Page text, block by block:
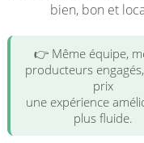
bien, bon et
👉 Même équipe,
producteurs
prix
une expérience
plus fluide.